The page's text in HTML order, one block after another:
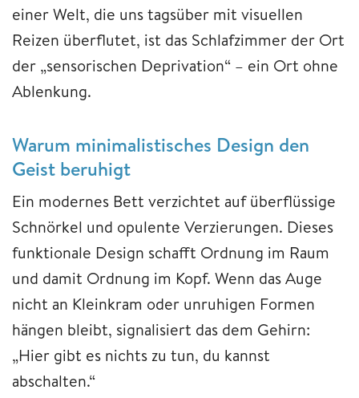
einer Welt, die uns tagsüber mit visuellen
Reizen überflutet, ist das Schlafzimmer der Ort
der „sensorischen Deprivation“ – ein Ort ohne
Ablenkung.
Warum minimalistisches Design den
Geist beruhigt
Ein modernes Bett verzichtet auf überflüssige
Schnörkel und opulente Verzierungen. Dieses
funktionale Design schafft Ordnung im Raum
und damit Ordnung im Kopf. Wenn das Auge
nicht an Kleinkram oder unruhigen Formen
hängen bleibt, signalisiert das dem Gehirn:
„Hier gibt es nichts zu tun, du kannst
abschalten.“